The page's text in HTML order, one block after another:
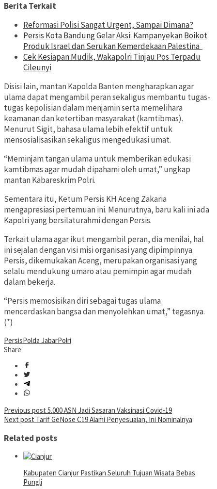
Berita Terkait
Reformasi Polisi Sangat Urgent, Sampai Dimana?
Persis Kota Bandung Gelar Aksi: Kampanyekan Boikot
Produk Israel dan Serukan Kemerdekaan Palestina
Cek Kesiapan Mudik, Wakapolri Tinjau Pos Terpadu
Cileunyi
Disisi lain, mantan Kapolda Banten mengharapkan agar
ulama dapat mengambil peran sekaligus membantu tugas-
tugas kepolisian dalam menjamin serta memelihara
keamanan dan ketertiban masyarakat (kamtibmas).
Menurut Sigit, bahasa ulama lebih efektif untuk
mensosialisasikan sekaligus mengedukasi umat.
“Meminjam tangan ulama untuk memberikan edukasi
kamtibmas agar mudah dipahami oleh umat,” ungkap
mantan Kabareskrim Polri.
Sementara itu, Ketum Persis KH Aceng Zakaria
mengapresiasi pertemuan ini. Menurutnya, baru kali ini ada
Kapolri yang bersilaturahmi dengan Persis.
Terkait ulama agar ikut mengambil peran, dia menilai, hal
ini sejalan dengan visi misi organisasi yang dipimpinnya.
Persis, dikemukakan Aceng, merupakan organisasi yang
selalu mendukung umaro atau pemimpin agar mudah
dalam bekerja.
“Persis memosisikan diri sebagai tugas ulama
mencerdaskan bangsa dan menyolehkan umat,” tegasnya.
(*)
PersisPolda JabarPolri
Share
Post
navigation
Previous post 5.000 ASN Jadi Sasaran Vaksinasi Covid-19
Next post Tarif GeNose C19 Alami Penyesuaian, Ini Nominalnya
Related posts
Kabupaten Cianjur Pastikan Seluruh Tujuan Wisata Bebas
Pungli